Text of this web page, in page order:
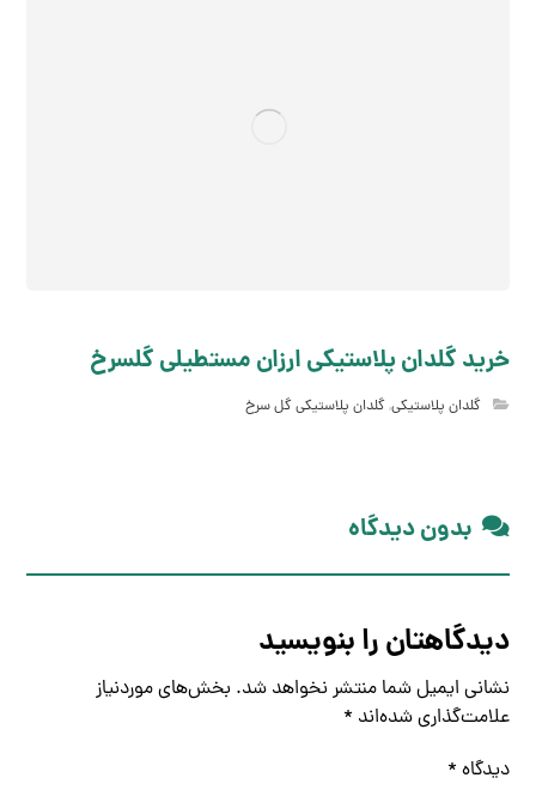
خرید گلدان پلاستیکی ارزان مستطیلی گلسرخ
گلدان پلاستیکی,گلدان پلاستیکی گل سرخ
بدون دیدگاه
دیدگاهتان را بنویسید
نشانی ایمیل شما منتشر نخواهد شد. بخش‌های موردنیاز
علامت‌گذاری شده‌اند *
دیدگاه *